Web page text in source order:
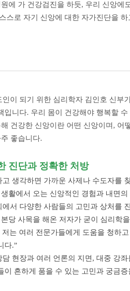
에 가 건강검진을 하듯, 우리 신앙
스로 자기 신앙에 대한 자가진단을
이 되기 위한 심리학자 김인호 신부
입니다. 우리 몸이 건강해야 행복할 수
해 건강한 신앙이란 어떤 신앙이며, 어
좋습니다.
진단과 정확한 처방
생각하면 가까운 사제나 수도자를
활에서 오는 신앙적인 경험과 내면
서 다양한 사람들의 고민과 상처를
당 사목을 해온 저자가 굳이 심리학
저는 여러 전문가들에게 도움을 청
다.”
현장과 여러 언론의 지면, 대중 강
이 흔하게 품을 수 있는 고민과 궁금